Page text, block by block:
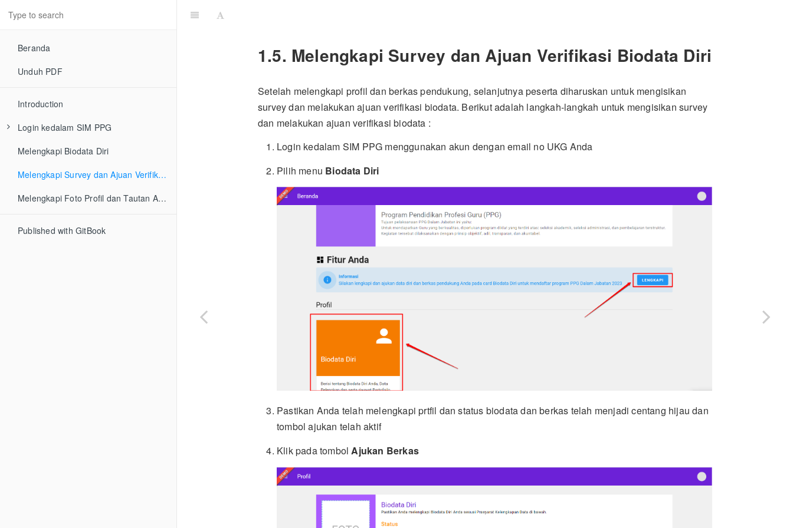
Beranda
Unduh PDF
Introduction
Login kedalam SIM PPG
Peserta Tidak Memenuhi Persyaratan PPG
Melengkapi Biodata Diri
Melengkapi Survey dan Ajuan Verifikasi Biodata Diri
Melengkapi Foto Profil dan Tautan Akun Belajar.id
Published with GitBook
1.5. Melengkapi Survey dan Ajuan Verifikasi Biodata Diri
Setelah melengkapi profil dan berkas pendukung, selanjutnya peserta diharuskan untuk mengisikan
survey dan melakukan ajuan verifikasi biodata. Berikut adalah langkah-langkah untuk mengisikan survey
dan melakukan ajuan verifikasi biodata :
Login kedalam SIM PPG menggunakan akun dengan email no UKG Anda
Pilih menu Biodata Diri
Pastikan Anda telah melengkapi prtfil dan status biodata dan berkas telah menjadi centang hijau dan
tombol ajukan telah aktif
Klik pada tombolAjukan Berkas